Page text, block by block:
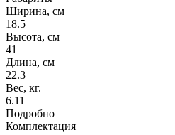
Ширина, см
18.5
Высота, см
41
Длина, см
22.3
Вес, кг.
6.11
Подробно
Комплектация